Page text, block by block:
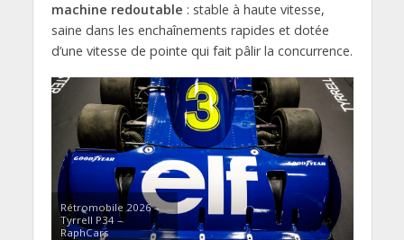
machine redoutable : stable à haute vitesse,
saine dans les enchaînements rapides et dotée
d’une vitesse de pointe qui fait pâlir la concurrence.
Rétromobile 2026 –
Tyrrell P34 –
RaphCars